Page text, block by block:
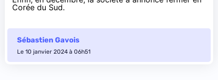
Corée du Sud.
Sébastien Gavois
Le 10 janvier 2024 à 06h51